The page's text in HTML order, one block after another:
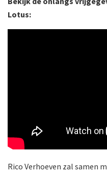
Lotus:
Rico Verhoeven zal samen